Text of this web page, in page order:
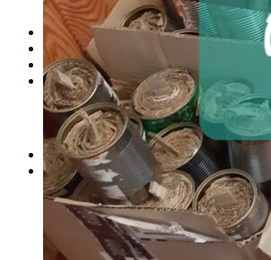
Угоди та договори
Вісник
Контакти
Публічність
Кваліфікаційний центр МФК
Нормативно-правова база
Форма заяви здобувача
Перелік професій
Професійні стандарти
Майстри сервісних центрів
Про формальну, неформальну та